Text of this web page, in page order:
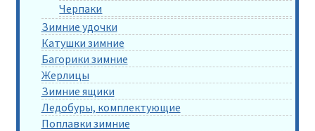
Черпаки
Зимние удочки
Катушки зимние
Багорики зимние
Жерлицы
Зимние ящики
Ледобуры, комплектующие
Поплавки зимние